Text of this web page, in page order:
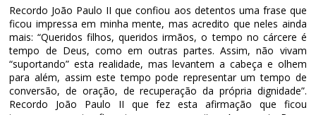
Recordo João Paulo II que confiou aos detentos uma frase que
ficou impressa em minha mente, mas acredito que neles ainda
mais: “Queridos filhos, queridos irmãos, o tempo no cárcere é
tempo de Deus, como em outras partes. Assim, não vivam
“suportando” esta realidade, mas levantem a cabeça e olhem
para além, assim este tempo pode representar um tempo de
conversão, de oração, de recuperação da própria dignidade”.
Recordo João Paulo II que fez esta afirmação que ficou